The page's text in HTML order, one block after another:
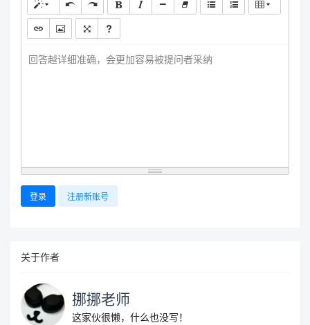
回答越详细准确，会更加容易被提问者采纳
登录 注册新账号
关于作者
挪挪老师
这家伙很懒，什么也没写！